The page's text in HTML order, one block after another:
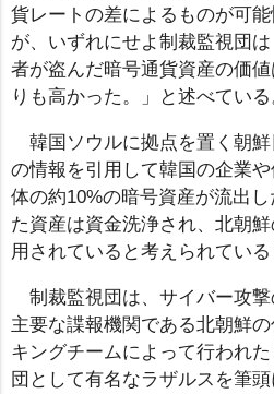
貨レートの差によるものが可
が、いずれにせよ制裁監視団
者が盗んだ暗号通貨資産の価
りも高かった。」と述べている
韓国ソウルに拠点を置く朝
の情報を引用して韓国の企業
体の約10%の暗号資産が流出
た資産は資金洗浄され、北朝
用されていると考えられている
制裁監視団は、サイバー攻
主要な諜報機関である北朝鮮
キングチームによって行われ
団として有名なラザルスを筆